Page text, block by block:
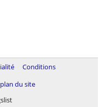
Conditions
plan du site